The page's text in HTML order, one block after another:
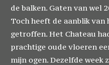
de balken. Gaten van wel
Toch heeft de aanblik
getroffen. Het Chateau
prachtige oude vloeren
mijn ogen. Dezelfde week